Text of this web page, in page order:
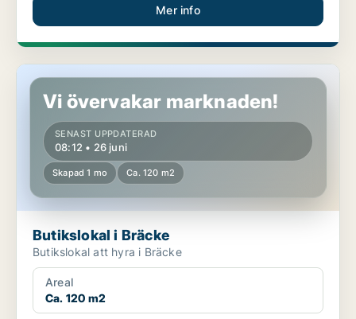
Mer info
Butikslokal i Bräcke
Vi övervakar marknaden!
SENAST UPPDATERAD
08:12 • 26 juni
Skapad 1 mo Ca. 120 m2
Butikslokal i Bräcke
Butikslokal att hyra i Bräcke
Areal
Ca. 120 m2